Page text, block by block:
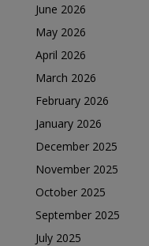
June 2026
May 2026
April 2026
March 2026
February 2026
January 2026
December 2025
November 2025
October 2025
September 2025
July 2025